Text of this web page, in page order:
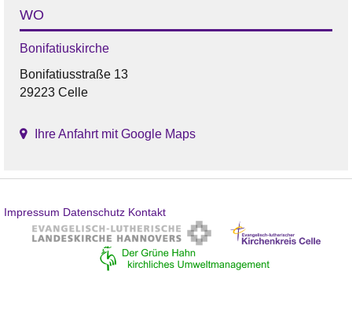
WO
Bonifatiuskirche
Bonifatiusstraße 13
29223 Celle
Ihre Anfahrt mit Google Maps
Impressum Datenschutz Kontakt